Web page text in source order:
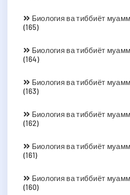
Биология ва тиббиёт
(165)
Биология ва тиббиёт
(164)
Биология ва тиббиёт
(163)
Биология ва тиббиёт
(162)
Биология ва тиббиёт
(161)
Биология ва тиббиёт
(160)